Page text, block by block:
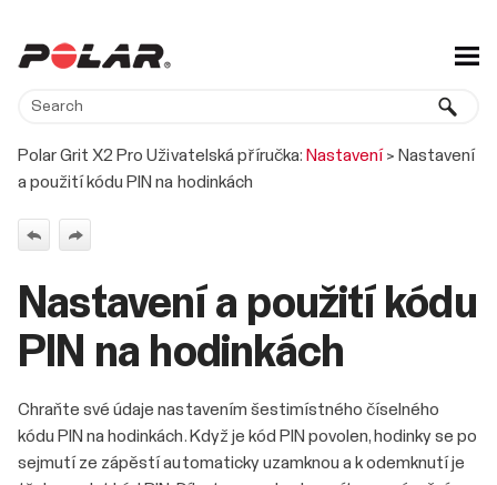
Skip To Main Content
Polar Grit X2 Pro Uživatelská příručka: Nastavení> Nastavení
a použití kódu PIN na hodinkách
Nastavení a použití kódu
PIN na hodinkách
Chraňte své údaje nastavením šestimístného číselného
kódu PIN na hodinkách. Když je kód PIN povolen, hodinky se po
sejmutí ze zápěstí automaticky uzamknou a k odemknutí je